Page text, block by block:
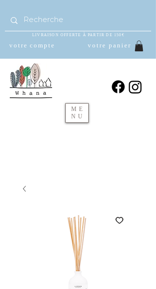
LIVRAISON OFFERTE À PARTIR DE 150€
votre compte votre panier
ME
NU